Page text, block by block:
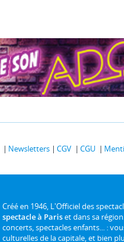
Newsletters CGV CGU
Créé en 1946, L'Officiel des
spectacle à Pariset dans sa
concerts, spectacles enfants... :
culturelles de la capitale, et bien